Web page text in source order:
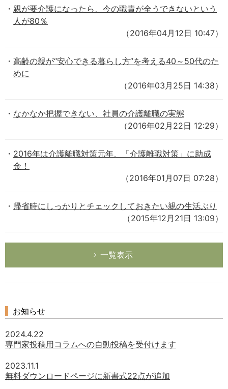
親が要介護になったら、今の職責が全うできないという
人が80％
（2016年04月12日 10:47）
高齢の親が“安心できる暮らし方”を考える40～50代のた
めに
（2016年03月25日 14:38）
なかなか把握できない、社員の介護離職の実態
（2016年02月22日 12:29）
2016年は介護離職対策元年、「介護離職対策」に助成
金！
（2016年01月07日 07:28）
帰省時にしっかりとチェックしておきたい親の生活ぶり
（2015年12月21日 13:09）
一覧表示
お知らせ
2024.4.22
専門家投稿用コラムへの自動投稿を受付けます
2023.11.1
無料ダウンロードページに新書式22点が追加